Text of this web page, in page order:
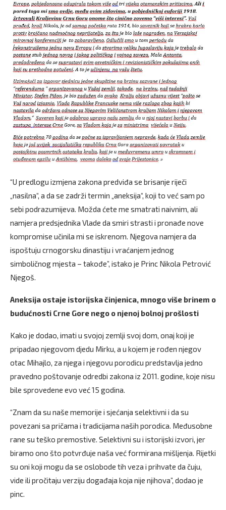
“U predlogu izmjena zakona predviđa se brisanje riječi
„nasilna“, a da se zadrži termin „aneksija“, koji to već sam po
sebi podrazumijeva. Možda ćete me smatrati naivnim, ali
namjera predsjednika Vlade da smiri strasti i pronađe nove
kompromise učinila mi se iskrenom. Njegova namjera da
ispoštuju crnogorsku dinastiju i vraćanjem jednog
simboličnog mjesta – takođe”, istako je Princ Nikola Petrović
Njegoš.
Aneksija ostaje istorijska činjenica, mnogo više brinem o
budućnosti Crne Gore nego o njenoj bolnoj prošlosti
Kako je dodao, imati u svojoj zemlji svoj dom, onaj koji je
pripadao njegovom djedu Mirku, a u kojem je rođen njegov
otac Mihajlo, za njega i njegovu porodicu predstavlja jedno
pravedno poštovanje odredbi zakona iz 2011. godine, koje nisu
bile sprovedene evo već 15 godina.
“Znam da su naše memorije i sjećanja selektivni i da su
povezani sa pričama i tradicijama naših porodica. Međusobne
rane su teško premostive. Selektivni su i istorijski izvori, jer
biramo ono što potvrđuje naša već formirana mišljenja. Rijetki
su oni koji mogu da se oslobode tih veza i prihvate da čuju,
vide ili pročitaju verziju događaja koja nije njihova”, dodao je
pinc.